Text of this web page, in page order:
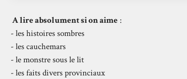
A lire absolument si on aime :
- les histoires sombres
- les cauchemars
- le monstre sous le lit
- les faits divers provinciaux